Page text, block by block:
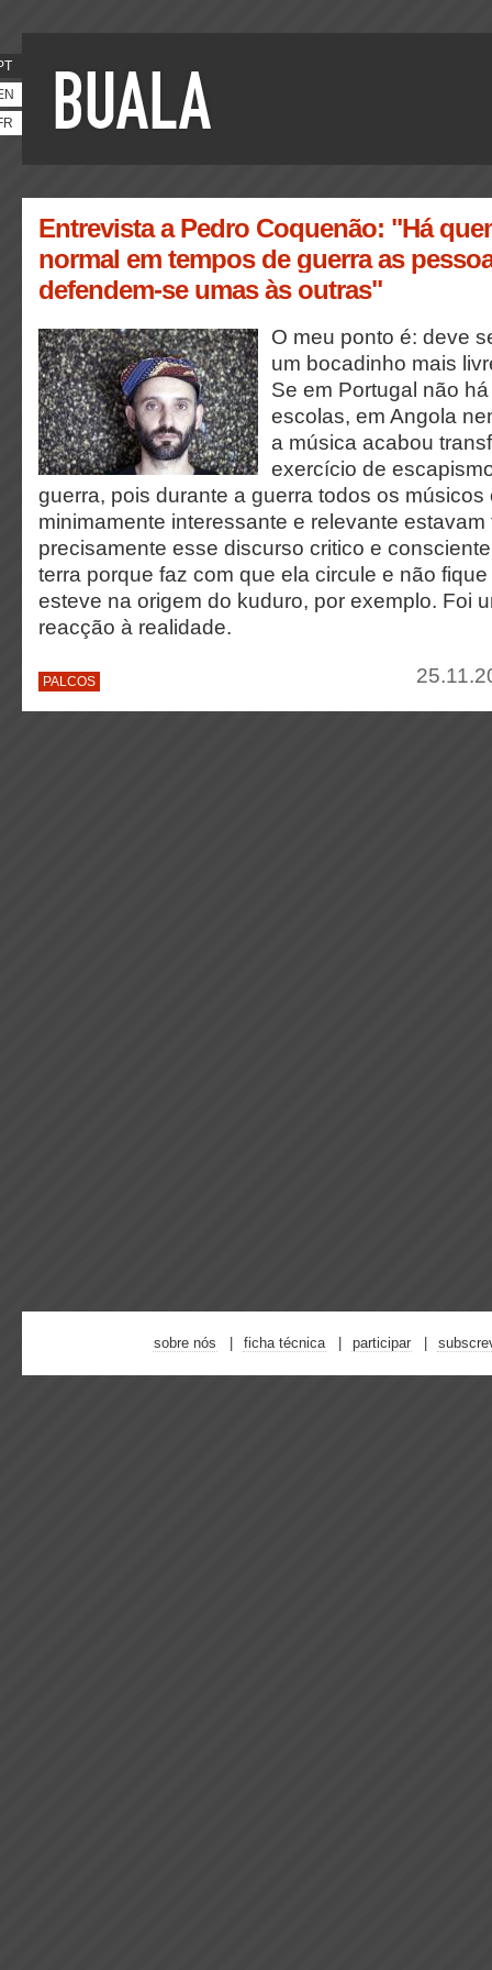
Entrevista a Pedro Coquenão: "Há
normal em tempos de guerra as
defendem-se umas às outras"
O meu ponto é: deve
um bocadinho mais
Se em Portugal não
escolas, em Angola
a música acabou
exercício de
guerra, pois durante a guerra todos os
minimamente interessante e relevante
precisamente esse discurso critico e
terra porque faz com que ela circule e não
esteve na origem do kuduro, por exemplo. Foi
reacção à realidade.
PALCOS
sobre nós ficha técnica participar